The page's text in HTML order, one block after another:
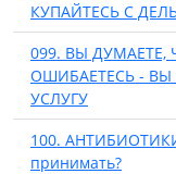
КУПАЙТЕСЬ С
099. ВЫ ДУМАЕТЕ,
ОШИБАЕТЕСЬ -
УСЛУГУ
100.
принимать?